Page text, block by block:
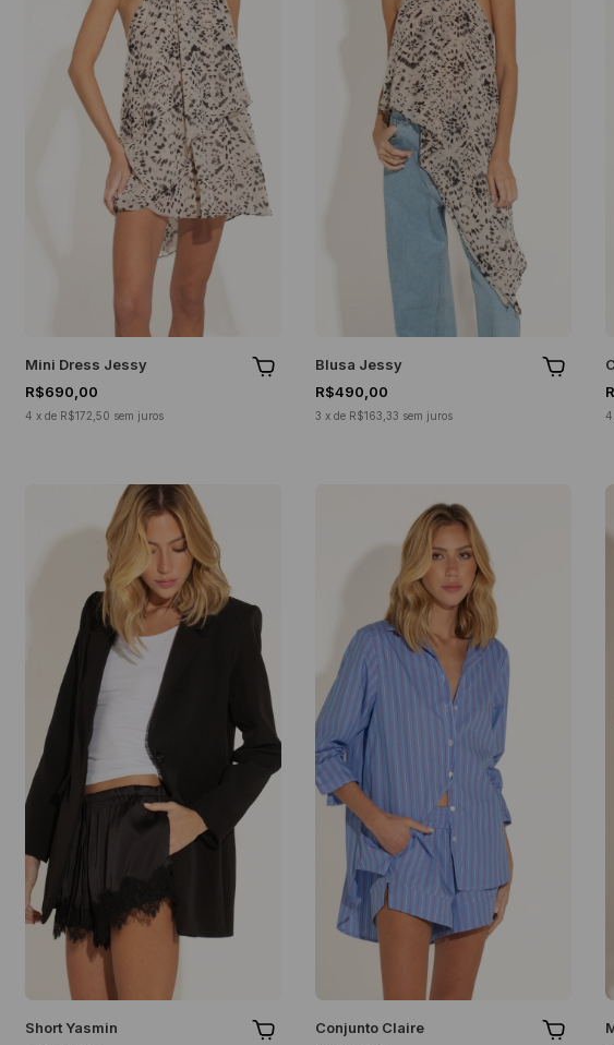
Mini Dress Jessy
R$690,00
4 x de R$172,50 sem juros
Blusa Jessy
R$490,00
3 x de R$163,33 sem juros 4
Short Yasmin
Conjunto Claire